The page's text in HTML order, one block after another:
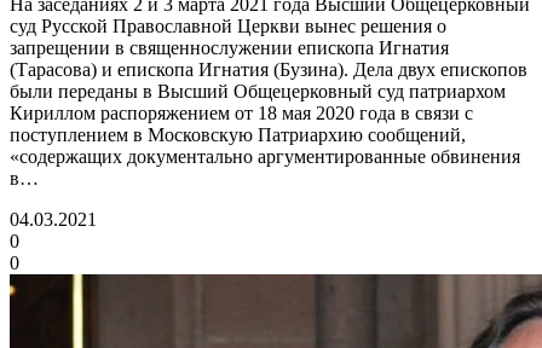
На заседаниях 2 и 3 марта 2021 года Высший Общецерковный
суд Русской Православной Церкви вынес решения о
запрещении в священнослужении епископа Игнатия
(Тарасова) и епископа Игнатия (Бузина). Дела двух епископов
были переданы в Высший Общецерковный суд патриархом
Кириллом распоряжением от 18 мая 2020 года в связи с
поступлением в Московскую Патриархию сообщений,
«содержащих документально аргументированные обвинения
в…
04.03.2021
0
0